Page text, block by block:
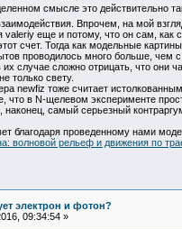
смысле это действительно
Впрочем, на мой
valeriy еще и потому, что он сам,
счет. Тогда как модельные
проводилось много больше,
их случае сложно отрицать, что
только свету.
тоже считает
что в N-щелевом эксперименте
самый серьезный
благодаря проведенному нами
волновой рельеф и движения по
электрон и фотон?
09:34:54 »